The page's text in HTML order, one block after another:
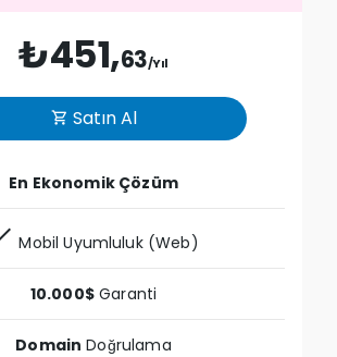
₺451,63/Yıl
shopping_cart Satın Al
En Ekonomik Çözüm
Mobil Uyumluluk (Web)
10.000$Garanti
Domain Doğrulama